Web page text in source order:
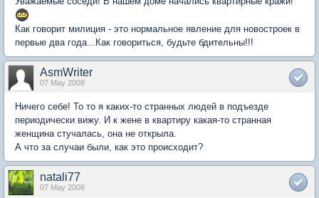
Как говорит милиция - это нормальное явление для новостроек в
первые два года...Как говориться, будьте бдительны!!!
AsmWriter
07 May 2008
Ничего себе! То то я каких-то странных людей в подъезде
периодически вижу. И к жене в квартиру какая-то странная
женщина стучалась, она не открыла.
А что за случаи были, как это происходит?
natali77
07 May 2008